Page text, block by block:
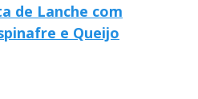
de Lanche com
e Queijo